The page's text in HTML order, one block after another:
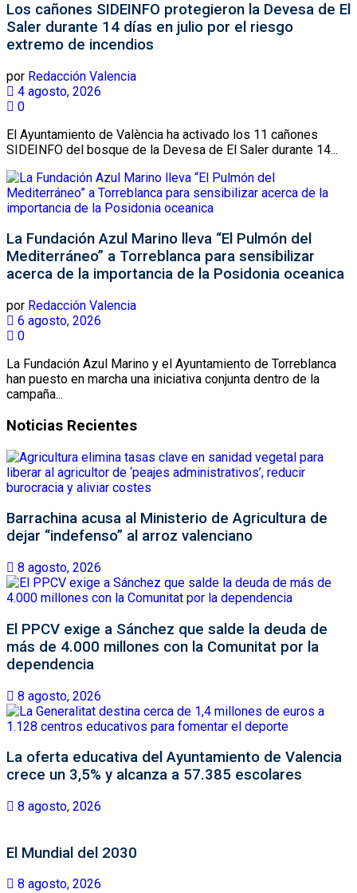
Los cañones SIDEINFO protegieron la Devesa de El
Saler durante 14 días en julio por el riesgo
extremo de incendios
por Redacción Valencia
4 agosto, 2026
0
El Ayuntamiento de València ha activado los 11 cañones
SIDEINFO del bosque de la Devesa de El Saler durante 14...
La Fundación Azul Marino lleva “El Pulmón del
Mediterráneo” a Torreblanca para sensibilizar
acerca de la importancia de la Posidonia oceanica
por Redacción Valencia
6 agosto, 2026
0
La Fundación Azul Marino y el Ayuntamiento de Torreblanca
han puesto en marcha una iniciativa conjunta dentro de la
campaña...
Noticias Recientes
Barrachina acusa al Ministerio de Agricultura de
dejar “indefenso” al arroz valenciano
8 agosto, 2026
El PPCV exige a Sánchez que salde la deuda de
más de 4.000 millones con la Comunitat por la
dependencia
8 agosto, 2026
La oferta educativa del Ayuntamiento de Valencia
crece un 3,5% y alcanza a 57.385 escolares
8 agosto, 2026
El Mundial del 2030
8 agosto, 2026